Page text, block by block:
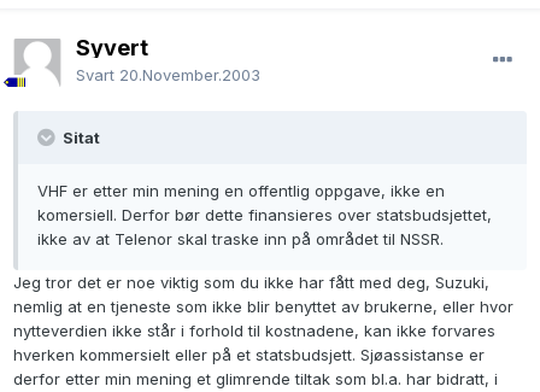
Syvert
Svart 20.November.2003
Sitat
VHF er etter min mening en offentlig oppgave, ikke en
komersiell. Derfor bør dette finansieres over statsbudsjettet,
ikke av at Telenor skal traske inn på området til NSSR.
Jeg tror det er noe viktig som du ikke har fått med deg, Suzuki,
nemlig at en tjeneste som ikke blir benyttet av brukerne, eller hvor
nytteverdien ikke står i forhold til kostnadene, kan ikke forvares
hverken kommersielt eller på et statsbudsjett. Sjøassistanse er
derfor etter min mening et glimrende tiltak som bl.a. har bidratt, i